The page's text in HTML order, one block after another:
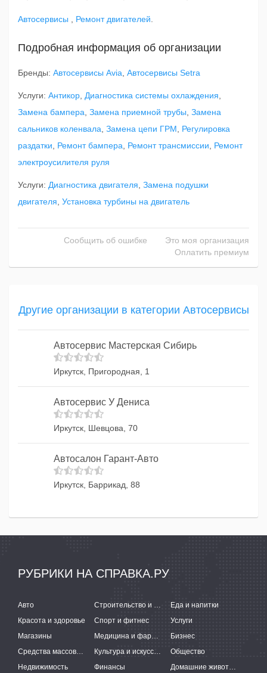
Автосервисы Ремонт двигателей
Подробная информация об организации
Бренды: Автосервисы Avia Автосервисы Setra
Услуги: Антикор Диагностика системы охлаждения
Замена бампера Замена приемной трубы Замена
сальников коленвала Замена цепи ГРМ
Регулировка
раздатки
Ремонт бампера Ремонт трансмиссии
Ремонт
электроусилителя руля
Услуги: Диагностика двигателя Замена подушки
двигателя Установка турбины на двигатель
Сообщить об ошибке
Это моя организация
Оплатить премиум
Другие организации в категории Автосервисы
Автосервис Мастерская Сибирь
Иркутск, Пригородная, 1
Автосервис У Дениса
Иркутск, Шевцова, 70
Автосалон Гарант-Авто
Иркутск, Баррикад, 88
РУБРИКИ НА СПРАВКА.РУ
Авто Строительство и ремонт
Еда и напитки
Красота и здоровье
Спорт и фитнес
Услуги
Магазины
Медицина и фармацевтика
Бизнес
Средства массовой информации
Культура и искусство
Общество
Недвижимость
Финансы Домашние животные